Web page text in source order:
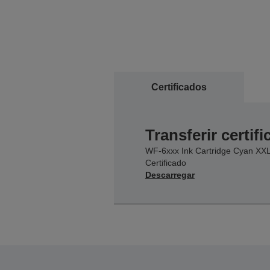
Certificados
Transferir
WF-6xxx Ink Cartridge Cyan XXL
Certificado
Descarregar